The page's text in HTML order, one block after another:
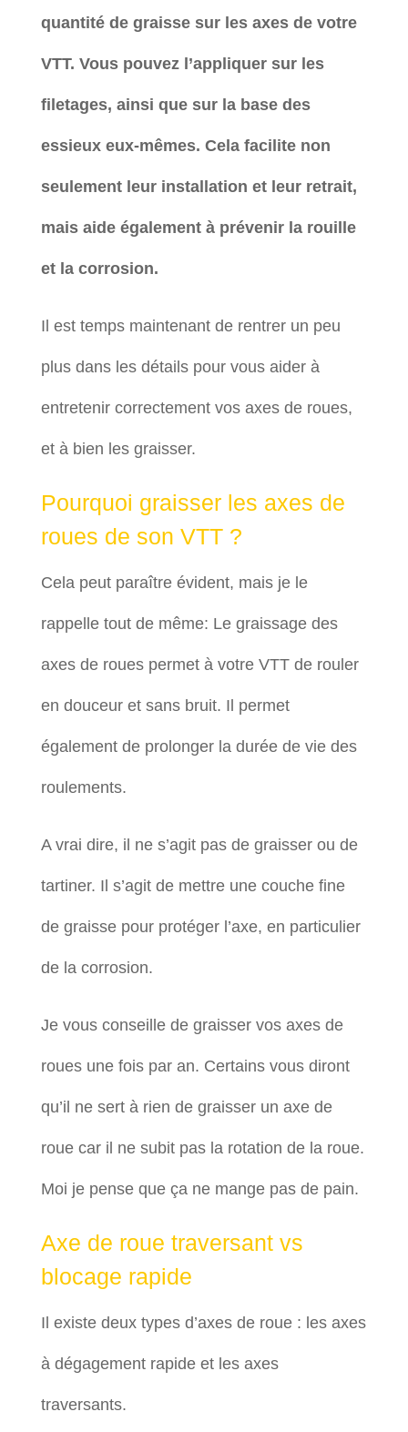
quantité de graisse sur les axes de votre
VTT. Vous pouvez l’appliquer sur les
filetages, ainsi que sur la base des
essieux eux-mêmes. Cela facilite non
seulement leur installation et leur retrait,
mais aide également à prévenir la rouille
et la corrosion.
Il est temps maintenant de rentrer un peu
plus dans les détails pour vous aider à
entretenir correctement vos axes de roues,
et à bien les graisser.
Pourquoi graisser les axes de
roues de son VTT ?
Cela peut paraître évident, mais je le
rappelle tout de même: Le graissage des
axes de roues permet à votre VTT de rouler
en douceur et sans bruit. Il permet
également de prolonger la durée de vie des
roulements.
A vrai dire, il ne s’agit pas de graisser ou de
tartiner. Il s’agit de mettre une couche fine
de graisse pour protéger l’axe, en particulier
de la corrosion.
Je vous conseille de graisser vos axes de
roues une fois par an. Certains vous diront
qu’il ne sert à rien de graisser un axe de
roue car il ne subit pas la rotation de la roue.
Moi je pense que ça ne mange pas de pain.
Axe de roue traversant vs
blocage rapide
Il existe deux types d’axes de roue : les axes
à dégagement rapide et les axes
traversants.